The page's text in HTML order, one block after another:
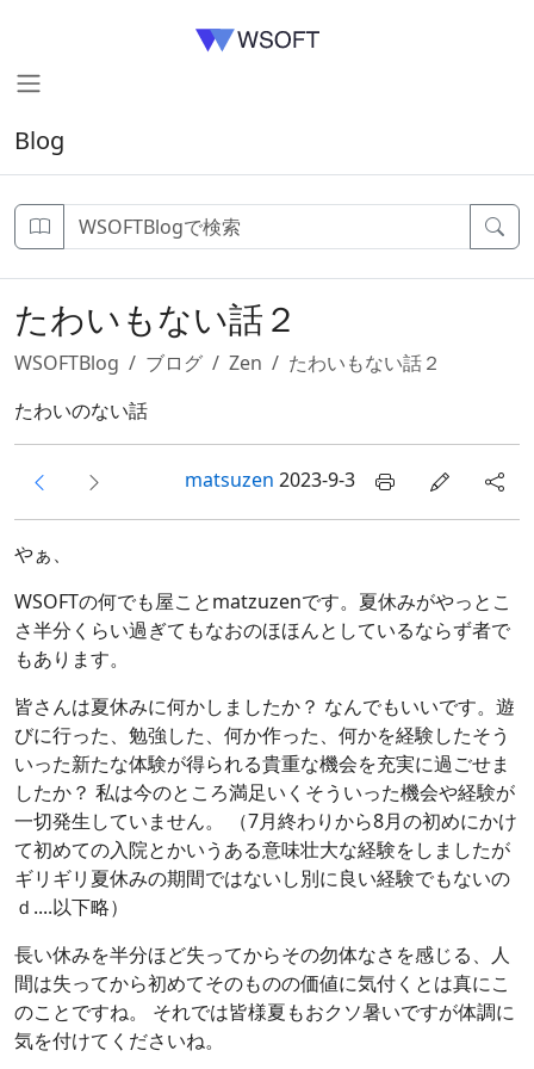
Blog
たわいもない話２
WSOFTBlog ブログ Zen
たわいもない話２
たわいのない話
matsuzen 2023-9-3
やぁ、
WSOFTの何でも屋ことmatzuzenです。夏休みがやっとこ
さ半分くらい過ぎてもなおのほほんとしているならず者で
もあります。
皆さんは夏休みに何かしましたか？ なんでもいいです。遊
びに行った、勉強した、何か作った、何かを経験したそう
いった新たな体験が得られる貴重な機会を充実に過ごせま
したか？ 私は今のところ満足いくそういった機会や経験が
一切発生していません。 （7月終わりから8月の初めにかけ
て初めての入院とかいうある意味壮大な経験をしましたが
ギリギリ夏休みの期間ではないし別に良い経験でもないの
ｄ....以下略）
長い休みを半分ほど失ってからその勿体なさを感じる、人
間は失ってから初めてそのものの価値に気付くとは真にこ
のことですね。 それでは皆様夏もおクソ暑いですが体調に
気を付けてくださいね。